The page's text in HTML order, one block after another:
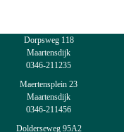
Dorpsweg 118
Maartensdijk
0346-211235
Maertensplein 23
Maartensdijk
0346-211456
Dolderseweg 95A2